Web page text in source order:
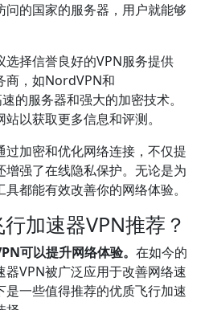
的国家的服务器，用户就能够
选择信誉良好的VPN服务提供
商，如NordVPN和
的服务器和强大的加密技术。
以获取更多信息和评测。
过加密和优化网络连接，不仅提
增强了在线隐私保护。无论是为
都能有效改善你的网络体验。
加速器VPN推荐？
可以提升网络体验。 在如今的
VPN被广泛应用于改善网络速
是一些值得推荐的优质飞行加速